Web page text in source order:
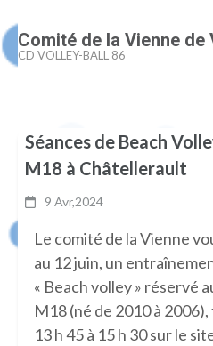
Aller
au
Comité de la Vienne de
CD VOLLEY-BALL 86
Séances de Beach
M18 à Châtellerault
9 Avr,2024
Le comité de la Vienne
au 12 juin, un
« Beach volley » réservé
M18 (né de 2010 à
13 h 45 à 15 h 30 sur le